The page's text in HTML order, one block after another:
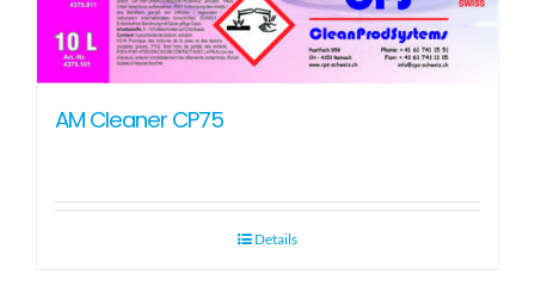
AM Cleaner CP75
Details